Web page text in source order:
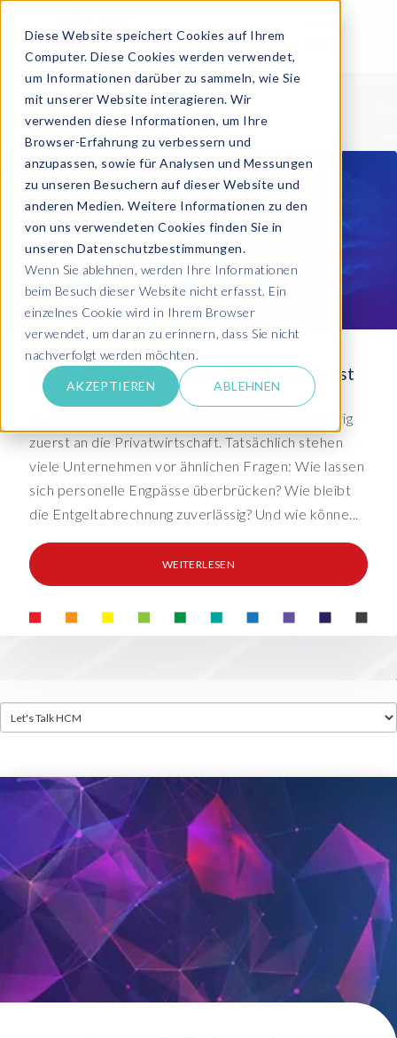
Diese Website speichert Cookies auf Ihrem
Computer. Diese Cookies werden verwendet,
um Informationen darüber zu sammeln, wie Sie
mit unserer Website interagieren. Wir
verwenden diese Informationen, um Ihre
Browser-Erfahrung zu verbessern und
anzupassen, sowie für Analysen und Messungen
zu unseren Besuchern auf dieser Website und
anderen Medien. Weitere Informationen zu den
von uns verwendeten Cookies finden Sie in
unseren Datenschutzbestimmungen.
Wenn Sie ablehnen, werden Ihre Informationen
beim Besuch dieser Website nicht erfasst. Ein
einzelnes Cookie wird in Ihrem Browser
verwendet, um daran zu erinnern, dass Sie nicht
nachverfolgt werden möchten.
AKZEPTIEREN ABLEHNEN
Payroll Outsourcing im öffentlichen Dienst
Wer über Payroll Outsourcing spricht, denkt häufig
zuerst an die Privatwirtschaft. Tatsächlich stehen
viele Unternehmen vor ähnlichen Fragen: Wie lassen
sich personelle Engpässe überbrücken? Wie bleibt
die Entgeltabrechnung zuverlässig? Und wie könne...
WEITERLESEN